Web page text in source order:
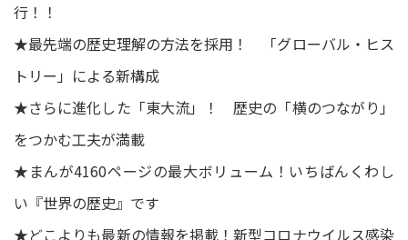
行！！
★最先端の歴史理解の方法を採用！ 「グローバル・ヒス
トリー」による新構成
★さらに進化した「東大流」！ 歴史の「横のつながり」
をつかむ工夫が満載
★まんが4160ページの最大ボリューム！いちばんくわし
い『世界の歴史』です
★どこよりも最新の情報を掲載！新型コロナウイルス感染